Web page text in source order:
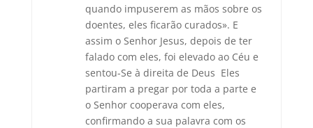
quando impuserem as mãos sobre os
doentes, eles ficarão curados». E
assim o Senhor Jesus, depois de ter
falado com eles, foi elevado ao Céu e
sentou-Se à direita de Deus Eles
partiram a pregar por toda a parte e
o Senhor cooperava com eles,
confirmando a sua palavra com os